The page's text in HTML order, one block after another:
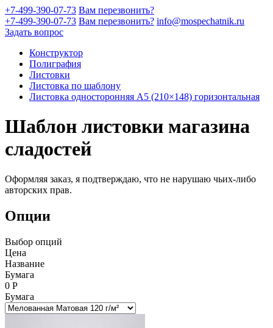
+7-499-390-07-73 Вам перезвонить?
+7-499-390-07-73 Вам перезвонить? info@mospechatnik.ru
Задать вопрос
Конструктор
Полиграфия
Листовки
Листовка по шаблону
Листовка односторонняя A5 (210×148) горизонтальная
Шаблон листовки магазина
сладостей
Оформляя заказ, я подтверждаю, что не нарушаю чьих-либо
авторских прав.
Опции
Выбор опций
Цена
Название
Бумага
0 Р
Бумага